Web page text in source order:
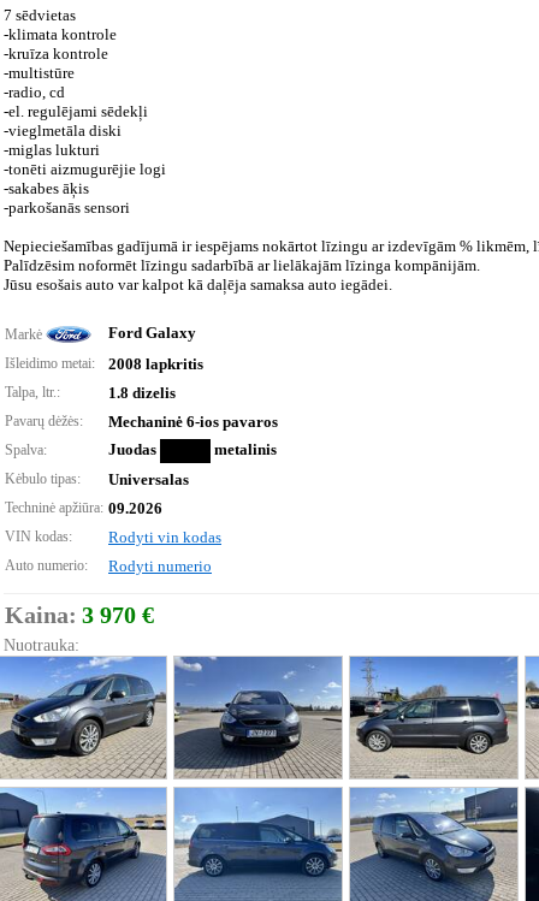
7 sēdvietas
-klimata kontrole
-kruīza kontrole
-multistūre
-radio, cd
-el. regulējami sēdekļi
-vieglmetāla diski
-miglas lukturi
-tonēti aizmugurējie logi
-sakabes āķis
-parkošanās sensori
Nepieciešamības gadījumā ir iespējams nokārtot līzingu ar izdevīgām %
Palīdzēsim noformēt līzingu sadarbībā ar lielākajām līzinga kompānijām.
Jūsu esošais auto var kalpot kā daļēja samaksa auto iegādei.
Markė Ford Galaxy
Išleidimo metai: 2008 lapkritis
Talpa, ltr.: 1.8 dizelis
Pavarų dėžės: Mechaninė 6-ios pavaros
Spalva: Juodas metalinis
Kėbulo tipas: Universalas
Techninė apžiūra: 09.2026
VIN kodas: Rodyti vin kodas
Auto numerio: Rodyti numerio
Kaina: 3 970 €
Nuotrauka: